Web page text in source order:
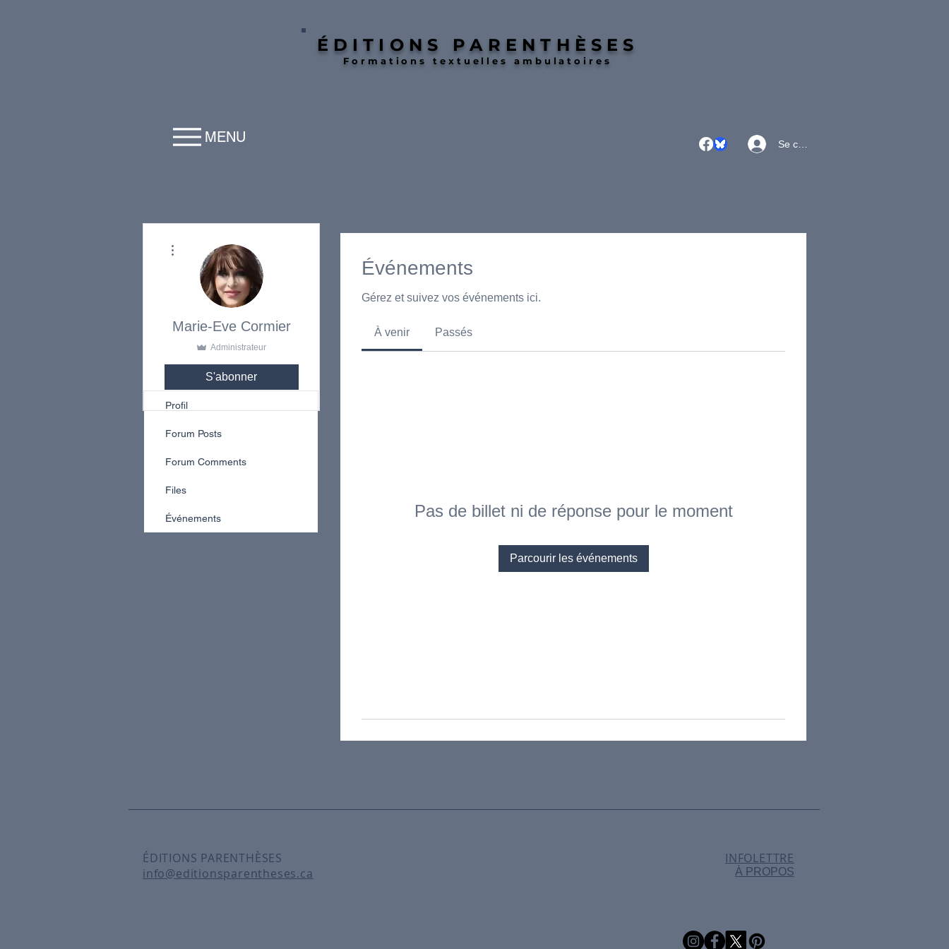
ÉDITIONS PARENTHÈSES
Formations textuelles ambulatoires
MENU Se connecter
Événements
Gérez et suivez vos événements ici.
À venir Passés
Pas de billet ni de réponse pour le moment
Parcourir les événements
Marie-Eve Cormier
Administrateur
S'abonner
Profil
Forum Posts
Forum Comments
Files
Événements
ÉDITIONS PARENTHÈSES
info@editionsparentheses.ca
INFOLETTRE
À PROPOS